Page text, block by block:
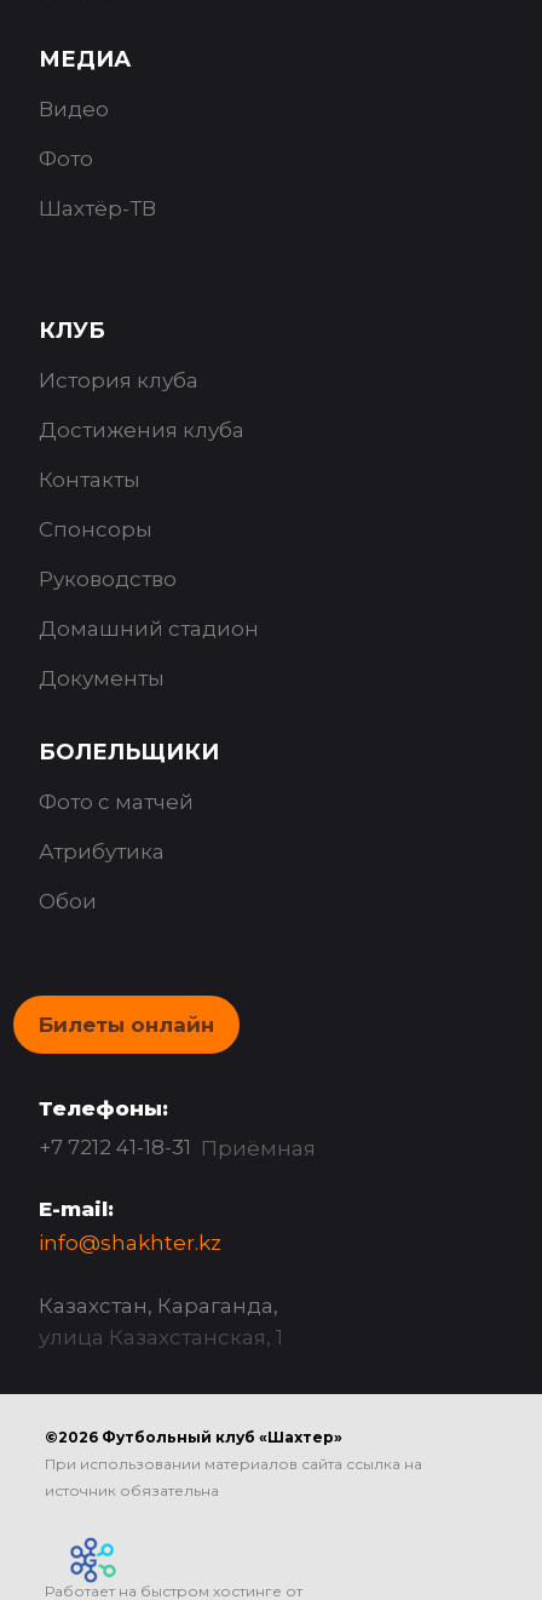
МЕДИА
Видео
Фото
Шахтёр-ТВ
КЛУБ
История клуба
Достижения клуба
Контакты
Спонсоры
Руководство
Домашний стадион
Документы
БОЛЕЛЬЩИКИ
Фото с матчей
Атрибутика
Обои
Билеты онлайн
Телефоны:
+7 7212 41-18-31 Приёмная
E-mail:
info@shakhter.kz
Казахстан, Караганда,
улица Казахстанская, 1
©2026 Футбольный клуб «Шахтер»
При использовании материалов сайта ссылка на
источник обязательна
Работает на быстром хостинге от